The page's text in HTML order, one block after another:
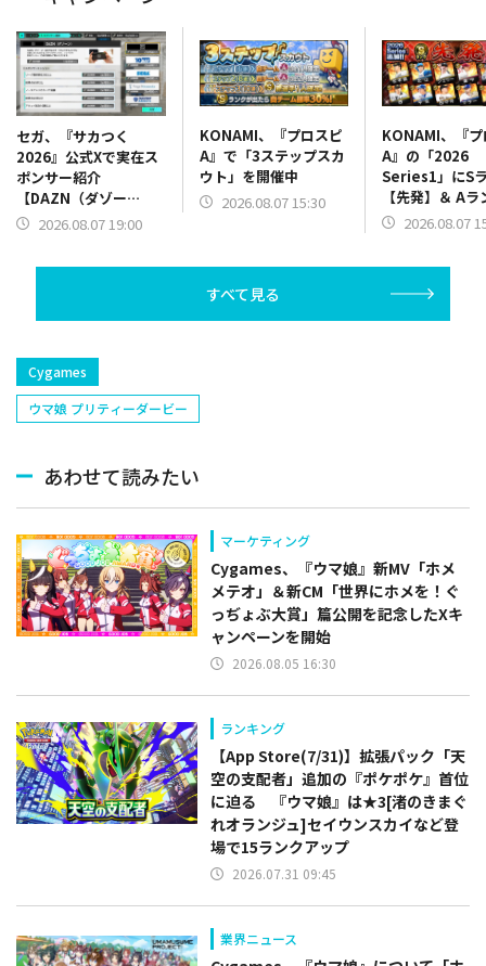
セガ、『サカつく
2026』公式Xで実在ス
ポンサー紹介
【DAZN（ダゾー
ン）】篇をポスト
2026.08.07 19:00
KONAMI、『プロスピ
A』で「3ステップスカ
ウト」を開催中
2026.08.07 15:30
KONAMI、『
A』の「2026
Series1」にS
【先発】＆ Aラ
【野手】新登
塁手)、持丸泰
捕手)など
2026.08.07
すべて見る
Cygames
ウマ娘 プリティーダービー
あわせて読みたい
マーケティング
Cygames、『ウマ娘』新MV「ホメ
メテオ」＆新CM「世界にホメを！ぐ
っぢょぶ大賞」篇公開を記念したXキ
ャンペーンを開始
2026.08.05 16:30
ランキング
【App Store(7/31)】拡張パック「天
空の支配者」追加の『ポケポケ』首位
に迫る 『ウマ娘』は★3[渚のきまぐ
れオランジュ]セイウンスカイなど登
場で15ランクアップ
2026.07.31 09:45
業界ニュース